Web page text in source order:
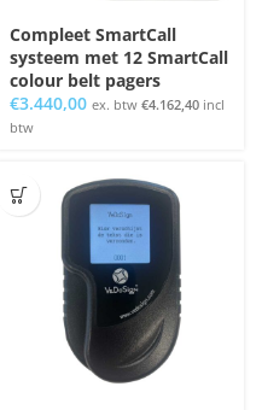
Compleet SmartCall
systeem met 12 SmartCall
colour belt pagers
€3.440,00 ex. btw €4.162,40 incl
btw